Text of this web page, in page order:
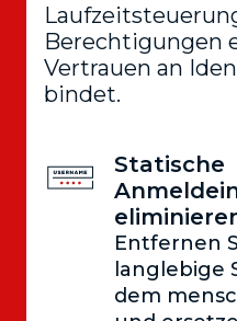
Berechtigungen
Vertrauen an
bindet.
Statische
Entfernen
langlebige
dem